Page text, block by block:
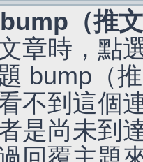
（推
章時，點
bump（
不到這個
是尚未到